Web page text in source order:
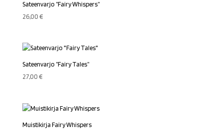
Sateenvarjo ”Fairy Whispers”
26,00€
Sateenvarjo ”Fairy Tales”
27,00€
Muistikirja Fairy Whispers